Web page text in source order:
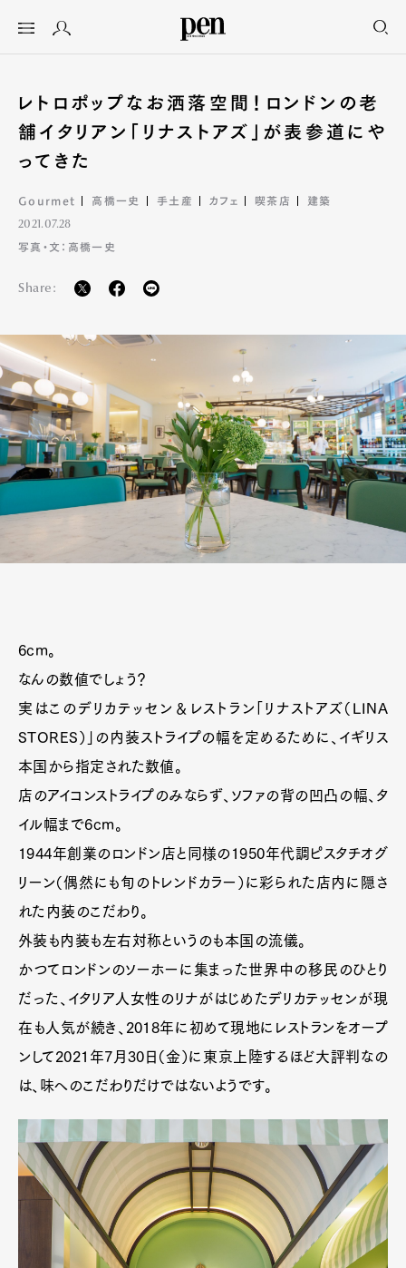
レトロポップなお洒落空間！ロンドンの老
舗イタリアン「リナストアズ」が表参道にや
ってきた
Gourmet 高橋一史 手土産 カフェ 喫茶店 建築
2021.07.28
写真・文：高橋一史
Share:
6cm。
なんの数値でしょう？
実はこのデリカテッセン＆レストラン「リナストアズ（LINA
STORES）」の内装ストライプの幅を定めるために、イギリス
本国から指定された数値。
店のアイコンストライプのみならず、ソファの背の凹凸の幅、タ
イル幅まで6cm。
1944年創業のロンドン店と同様の1950年代調ピスタチオグ
リーン（偶然にも旬のトレンドカラー）に彩られた店内に隠さ
れた内装のこだわり。
外装も内装も左右対称というのも本国の流儀。
かつてロンドンのソーホーに集まった世界中の移民のひとり
だった、イタリア人女性のリナがはじめたデリカテッセンが現
在も人気が続き、2018年に初めて現地にレストランをオープ
ンして2021年7月30日（金）に東京上陸するほど大評判なの
は、味へのこだわりだけではないようです。